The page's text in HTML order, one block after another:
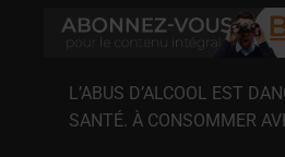
L’ABUS D’ALCOOL EST
SANTÉ. À CONSOMMER